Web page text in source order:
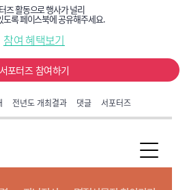
즈 활동으로 행사가 널리
도록 페이스북에 공유해주세요.
참여 혜택보기
서포터즈 참여하기
전년도 개최결과 댓글 서포터즈